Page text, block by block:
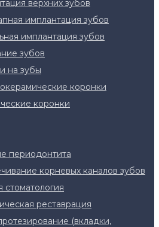
верхних зубов
имплантация зубов
имплантация зубов
зубов
на зубы
коронки
коронки
периодонтита
корневых каналов зубов
стоматология
реставрация
(вкладки,